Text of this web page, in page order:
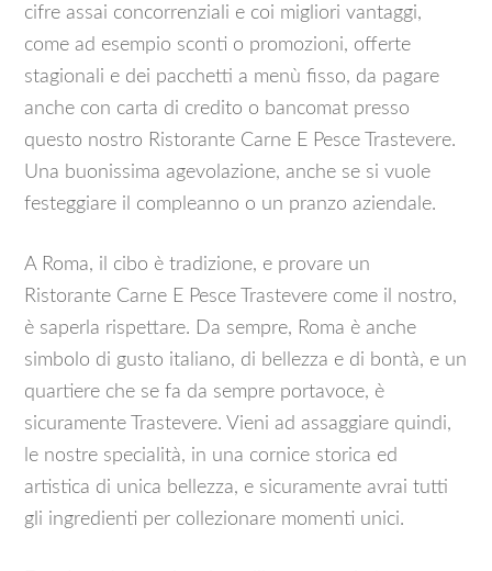
cifre assai concorrenziali e coi migliori vantaggi,
come ad esempio sconti o promozioni, offerte
stagionali e dei pacchetti a menù fisso, da pagare
anche con carta di credito o bancomat presso
questo nostro Ristorante Carne E Pesce Trastevere.
Una buonissima agevolazione, anche se si vuole
festeggiare il compleanno o un pranzo aziendale.
A Roma, il cibo è tradizione, e provare un
Ristorante Carne E Pesce Trastevere come il nostro,
è saperla rispettare. Da sempre, Roma è anche
simbolo di gusto italiano, di bellezza e di bontà, e un
quartiere che se fa da sempre portavoce, è
sicuramente Trastevere. Vieni ad assaggiare quindi,
le nostre specialità, in una cornice storica ed
artistica di unica bellezza, e sicuramente avrai tutti
gli ingredienti per collezionare momenti unici.